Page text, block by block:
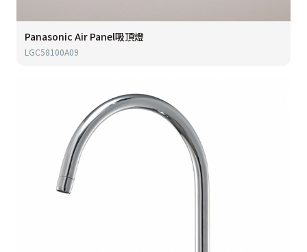
Panasonic Air Panel吸頂燈
LGC58100A09